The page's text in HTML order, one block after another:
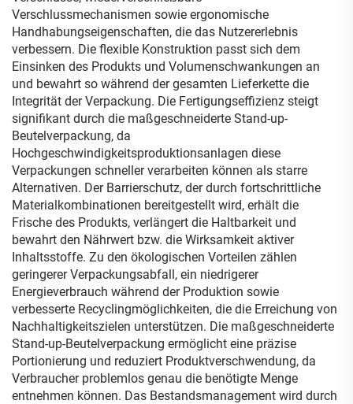
Verschlussmechanismen sowie ergonomische
Handhabungseigenschaften, die das Nutzererlebnis
verbessern. Die flexible Konstruktion passt sich dem
Einsinken des Produkts und Volumenschwankungen an
und bewahrt so während der gesamten Lieferkette die
Integrität der Verpackung. Die Fertigungseffizienz steigt
signifikant durch die maßgeschneiderte Stand-up-
Beutelverpackung, da
Hochgeschwindigkeitsproduktionsanlagen diese
Verpackungen schneller verarbeiten können als starre
Alternativen. Der Barrierschutz, der durch fortschrittliche
Materialkombinationen bereitgestellt wird, erhält die
Frische des Produkts, verlängert die Haltbarkeit und
bewahrt den Nährwert bzw. die Wirksamkeit aktiver
Inhaltsstoffe. Zu den ökologischen Vorteilen zählen
geringerer Verpackungsabfall, ein niedrigerer
Energieverbrauch während der Produktion sowie
verbesserte Recyclingmöglichkeiten, die die Erreichung von
Nachhaltigkeitszielen unterstützen. Die maßgeschneiderte
Stand-up-Beutelverpackung ermöglicht eine präzise
Portionierung und reduziert Produktverschwendung, da
Verbraucher problemlos genau die benötigte Menge
entnehmen können. Das Bestandsmanagement wird durch